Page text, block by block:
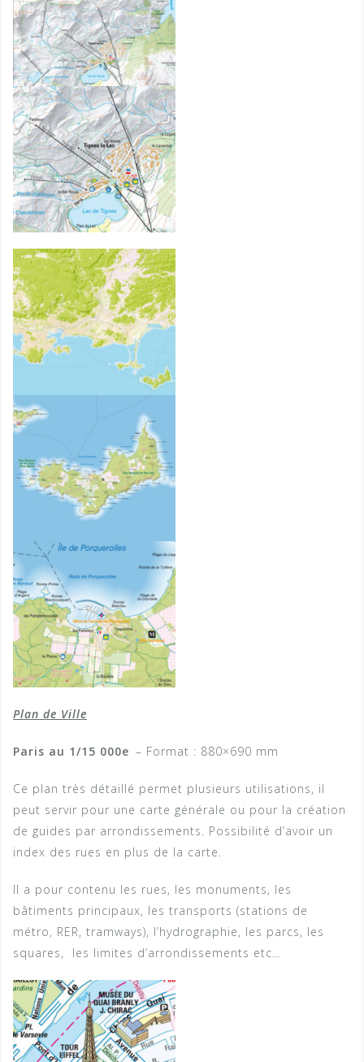
Plan de Ville
Paris au 1/15 000e – Format : 880×690 mm
Ce plan très détaillé permet plusieurs utilisations, il
peut servir pour une carte générale ou pour la création
de guides par arrondissements. Possibilité d’avoir un
index des rues en plus de la carte.
Il a pour contenu les rues, les monuments, les
bâtiments principaux, les transports (stations de
métro, RER, tramways), l’hydrographie, les parcs, les
squares, les limites d’arrondissements etc…